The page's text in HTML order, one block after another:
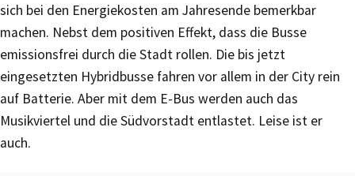
sich bei den Energiekosten am Jahresende bemerkbar
machen. Nebst dem positiven Effekt, dass die Busse
emissionsfrei durch die Stadt rollen. Die bis jetzt
eingesetzten Hybridbusse fahren vor allem in der City rein
auf Batterie. Aber mit dem E-Bus werden auch das
Musikviertel und die Südvorstadt entlastet. Leise ist er
auch.